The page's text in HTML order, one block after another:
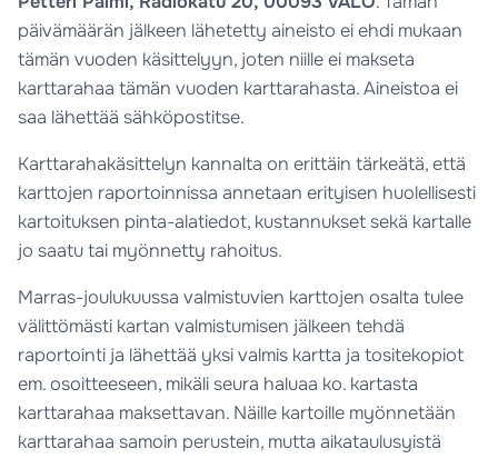
päivämäärän jälkeen lähetetty aineisto ei ehdi mukaan
tämän vuoden käsittelyyn, joten niille ei makseta
karttarahaa tämän vuoden karttarahasta. Aineistoa ei
saa lähettää sähköpostitse.
Karttarahakäsittelyn kannalta on erittäin tärkeätä, että
karttojen raportoinnissa annetaan erityisen huolellisesti
kartoituksen pinta-alatiedot, kustannukset sekä kartalle
jo saatu tai myönnetty rahoitus.
Marras-joulukuussa valmistuvien karttojen osalta tulee
välittömästi kartan valmistumisen jälkeen tehdä
raportointi ja lähettää yksi valmis kartta ja tositekopiot
em. osoitteeseen, mikäli seura haluaa ko. kartasta
karttarahaa maksettavan. Näille kartoille myönnetään
karttarahaa samoin perustein, mutta aikataulusyistä